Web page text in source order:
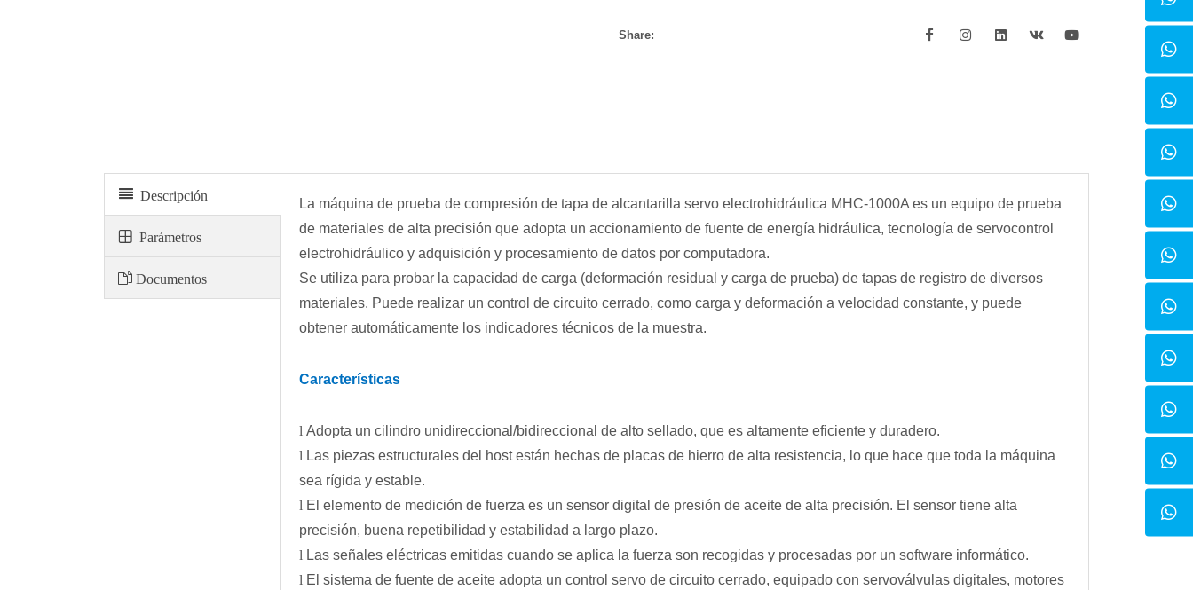
Share:
Descripción
Parámetros
Documentos
La máquina de prueba de compresión de tapa de alcantarilla servo electrohidráulica MHC-1000A es un equipo de prueba
de materiales de alta precisión que adopta un accionamiento de fuente de energía hidráulica, tecnología de servocontrol
electrohidráulico y adquisición y procesamiento de datos por computadora.
Se utiliza para probar la capacidad de carga (deformación residual y carga de prueba) de tapas de registro de diversos
materiales. Puede realizar un control de circuito cerrado, como carga y deformación a velocidad constante, y puede
obtener automáticamente los indicadores técnicos de la muestra.
Características
l Adopta un cilindro unidireccional/bidireccional de alto sellado, que es altamente eficiente y duradero.
l Las piezas estructurales del host están hechas de placas de hierro de alta resistencia, lo que hace que toda la máquina
sea rígida y estable.
l El elemento de medición de fuerza es un sensor digital de presión de aceite de alta precisión. El sensor tiene alta
precisión, buena repetibilidad y estabilidad a largo plazo.
l Las señales eléctricas emitidas cuando se aplica la fuerza son recogidas y procesadas por un software informático.
l El sistema de fuente de aceite adopta un control servo de circuito cerrado, equipado con servoválvulas digitales, motores